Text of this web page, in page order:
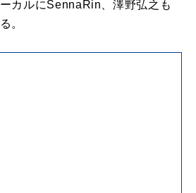
カルにSennaRin、澤野弘之も
。